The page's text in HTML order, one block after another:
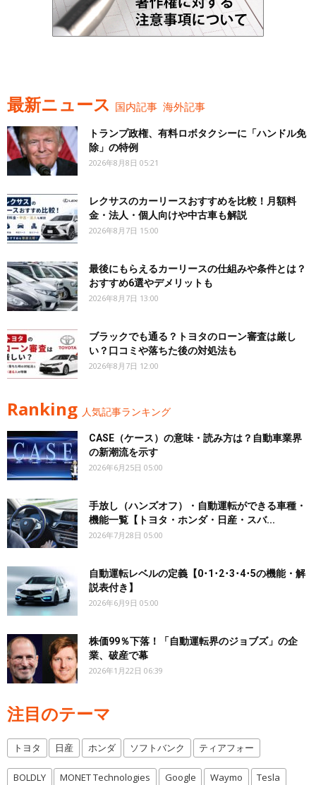
最新ニュース 国内記事 海外記事
トランプ政権、有料ロボタクシーに「ハンドル免
除」の特例
2026年8月8日 05:21
レクサスのカーリースおすすめを比較！月額料
金・法人・個人向けや中古車も解説
2026年8月7日 15:00
最後にもらえるカーリースの仕組みや条件とは？
おすすめ6選やデメリットも
2026年8月7日 13:00
ブラックでも通る？トヨタのローン審査は厳し
い？口コミや落ちた後の対処法も
2026年8月7日 12:00
Ranking 人気記事ランキング
CASE（ケース）の意味・読み方は？自動車業界
の新潮流を示す
2026年6月25日 05:00
手放し（ハンズオフ）・自動運転ができる車種・
機能一覧【トヨタ・ホンダ・日産・スバ...
2026年7月28日 05:00
自動運転レベルの定義【0･1･2･3･4･5の機能・解
説表付き】
2026年6月9日 05:00
株価99％下落！「自動運転界のジョブズ」の企
業、破産で幕
2026年1月22日 06:39
注目のテーマ
トヨタ 日産 ホンダ ソフトバンク ティアフォー
BOLDLY MONET Technologies Google Waymo Tesla